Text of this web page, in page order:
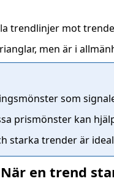
trendlinjer mot
men är i
som
prismönster kan
starka trender är
en trend